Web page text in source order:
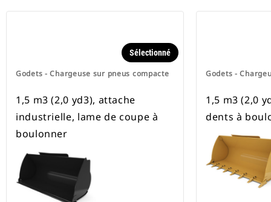
Godets - Chargeuse sur pneus compacte
Sélectionné
1,5 m3 (2,0 yd3), attache
industrielle, lame de coupe à
boulonner
Godets -
1,5 m3 (2,0
dents à